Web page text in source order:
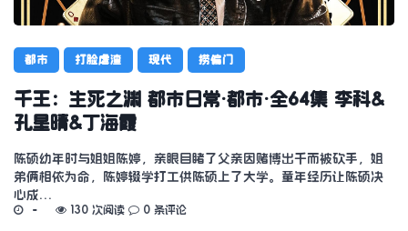
都市 打脸虐渣 现代 捞偏门
千王：生死之渊 都市日常·都市·全64集 李科&
孔星晴&丁海霞
陈硕幼年时与姐姐陈婷，亲眼目睹了父亲因赌博出千而被砍手，姐
弟俩相依为命，陈婷辍学打工供陈硕上了大学。童年经历让陈硕决
心成…
130 次阅读 0 条评论